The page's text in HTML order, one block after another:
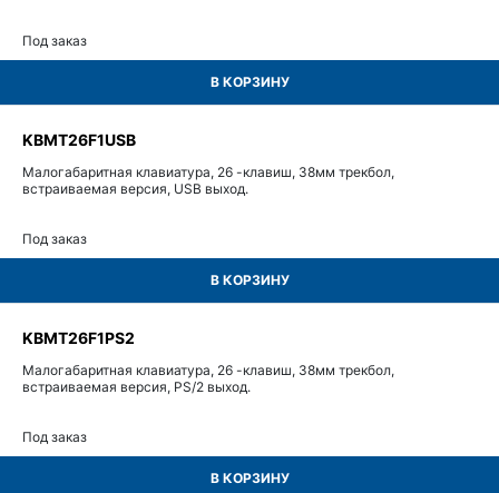
Под заказ
В КОРЗИНУ
KBMT26F1USB
Малогабаритная клавиатура, 26 -клавиш, 38мм трекбол,
встраиваемая версия, USB выход.
Под заказ
В КОРЗИНУ
KBMT26F1PS2
Малогабаритная клавиатура, 26 -клавиш, 38мм трекбол,
встраиваемая версия, PS/2 выход.
Под заказ
В КОРЗИНУ